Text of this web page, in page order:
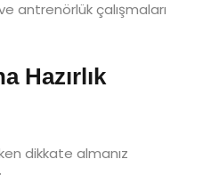
antrenörlük çalışmaları
Hazırlık
dikkate almanız